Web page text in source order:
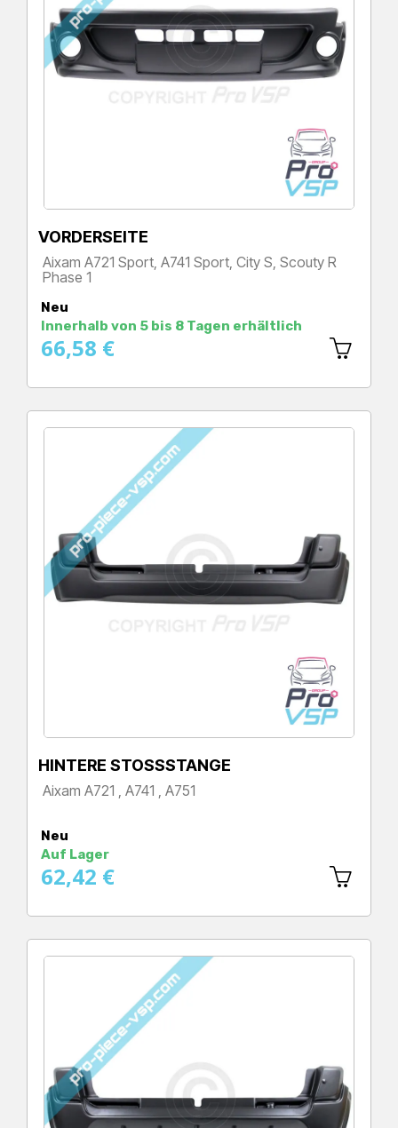
VORDERSEITE
Aixam A721 Sport, A741 Sport, City S, Scouty R
Phase 1
Neu
Innerhalb von 5 bis 8 Tagen erhältlich
66,58 €
HINTERE STOSSSTANGE
Aixam A721 , A741 , A751
Neu
Auf Lager
62,42 €